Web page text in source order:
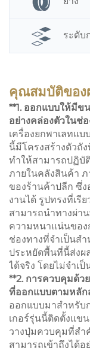
ระดับ
คุณสมบัติขอ
**1. ออกแบบให้มีข
อย่างคล่องตัวในช่
เครื่องยกพาเลทแ
นี้มีโครงสร้างตัวถั
ทำให้สามารถปฏิบั
ภายในคลังสินค้า ภ
ของร้านค้าปลีก ซึ่
งานได้ รูปทรงที่เรี
สามารถนำทางผ่า
ความหนาแน่นของ
ช่องทางที่จำเป็นส
ประหยัดพื้นที่นี้ส่งผ
ได้จริง โดยไม่จำเ
**2. การควบคุมด้ว
ที่ออกแบบตามหลัก
ออกแบบมาสำหรับ
เกอร์รุ่นนี้ติดตั้งแข
วางปุ่มควบคุมที่ส
สามารถเข้าถึงได้